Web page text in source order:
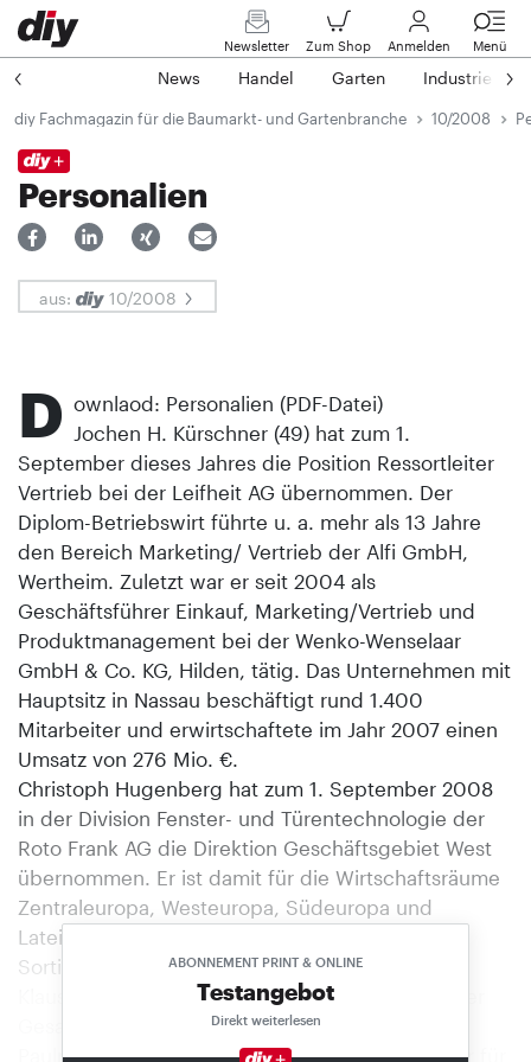
Newsletter Zum Shop Anmelden Menü
News Handel Garten Industrie
diy Fachmagazin für die Baumarkt- und Gartenbranche 10/2008
Personalien
aus: 10/2008
ABONNEMENT PRINT & ONLINE
Testangebot
Direkt weiterlesen
D ownlaod: Personalien (PDF-Datei)
Jochen H. Kürschner (49) hat zum 1.
September dieses Jahres die Position Ressortleiter
Vertrieb bei der Leifheit AG übernommen. Der
Diplom-Betriebswirt führte u. a. mehr als 13 Jahre
den Bereich Marketing/ Vertrieb der Alfi GmbH,
Wertheim. Zuletzt war er seit 2004 als
Geschäftsführer Einkauf, Marketing/Vertrieb und
Produktmanagement bei der Wenko-Wenselaar
GmbH & Co. KG, Hilden, tätig. Das Unternehmen mit
Hauptsitz in Nassau beschäftigt rund 1.400
Mitarbeiter und erwirtschaftete im Jahr 2007 einen
Umsatz von 276 Mio. €.
Christoph Hugenberg hat zum 1. September 2008
in der Division Fenster- und Türentechnologie der
Roto Frank AG die Direktion Geschäftsgebiet West
übernommen. Er ist damit für die Wirtschaftsräume
Zentraleuropa, Westeuropa, Südeuropa und
Lateinamerika sowie Nordamerika und das
Sortimentsfeld „Alu-Vision“ verantwortlich.
Klaus Ohlenmacher (41) ist seit dem 1. September
Gesamtvertriebsleiter Deutschland bei der
Paulmann Licht GmbH. Ohlenmacher, der bisher für